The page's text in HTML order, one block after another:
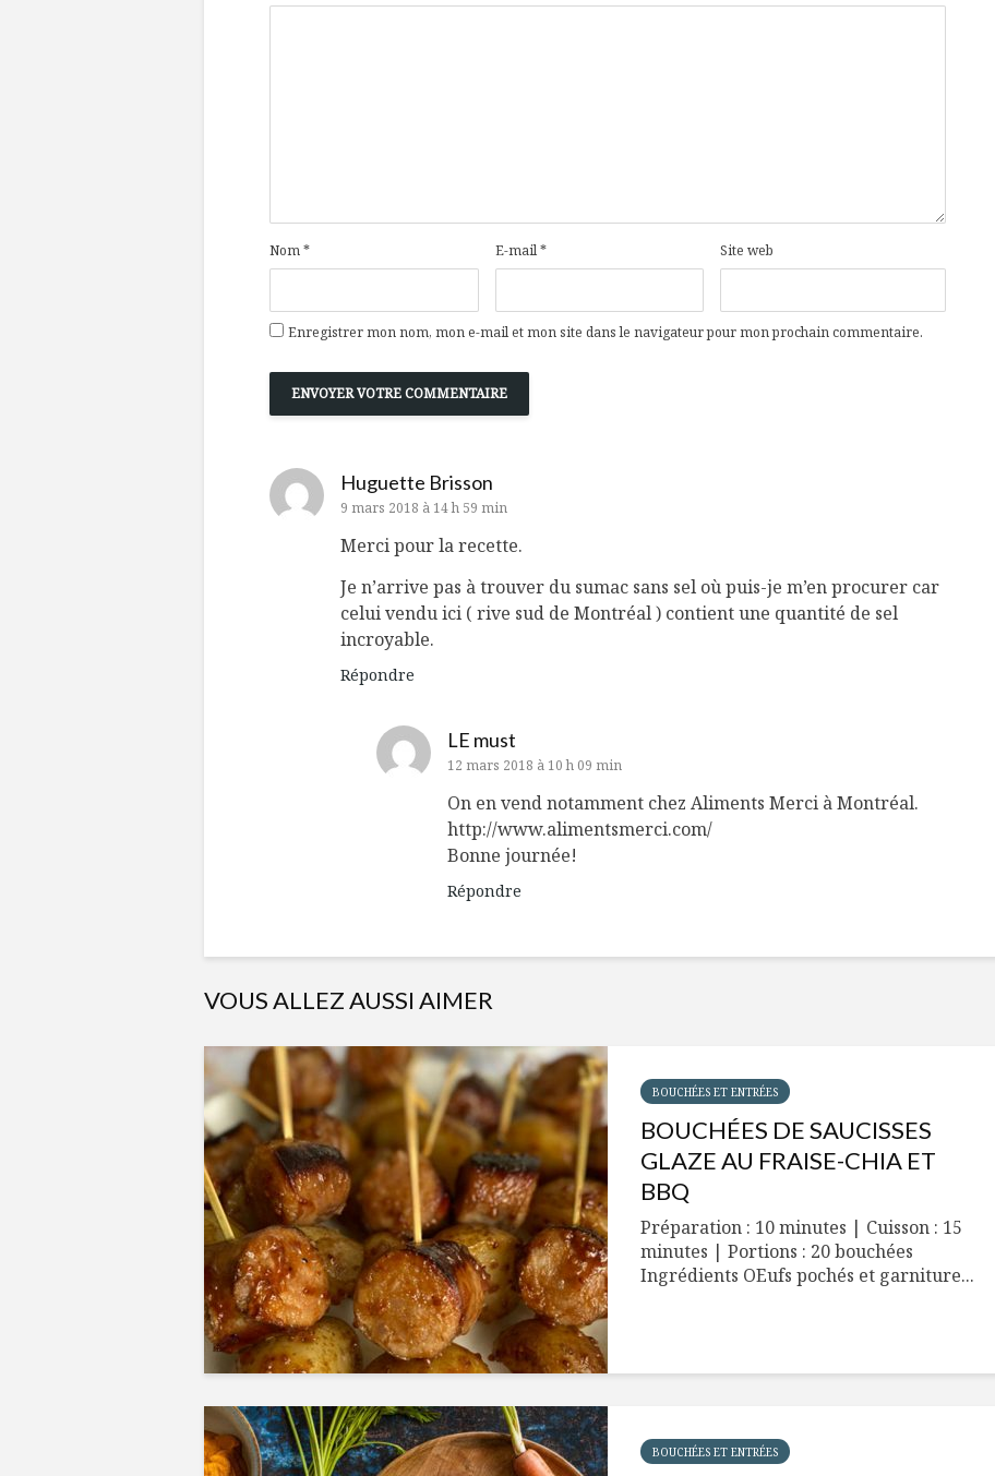
Nom* E-mail* Site web
Enregistrer mon nom, mon e-mail et mon site dans le navigateur pour mon prochain commentaire.
Huguette Brisson
9 mars 2018 à 14 h 59 min
Merci pour la recette.
Je n’arrive pas à trouver du sumac sans sel où puis-je m’en procurer car
celui vendu ici ( rive sud de Montréal ) contient une quantité de sel
incroyable.
Répondre
LE must
12 mars 2018 à 10 h 09 min
On en vend notamment chez Aliments Merci à Montréal.
http://www.alimentsmerci.com/
Bonne journée!
Répondre
VOUS ALLEZ AUSSI AIMER
BOUCHÉES ET ENTRÉES
BOUCHÉES DE SAUCISSES
GLAZE AU FRAISE-CHIA ET
BBQ
Préparation : 10 minutes | Cuisson : 15
minutes | Portions : 20 bouchées
Ingrédients OEufs pochés et garniture...
BOUCHÉES ET ENTRÉES
Cantons-de-l’Est
Le